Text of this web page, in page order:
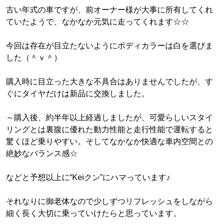
古い年式の車ですが、前オーナー様が大事に所有してくれ
ていたようで、なかなか元気に走ってくれます☆☆
今回は存在が目立たないようにボディカラーは白を選びま
した（＾ｖ＾）
購入時に目立った大きな不具合はありませんでしたが、す
ぐにタイヤだけは新品に交換しました。
～購入後、約半年以上経過しましたが、可愛らしいスタイ
リングとは裏腹に優れた動力性能と走行性能で運転すると
驚くほど乗りやすい。そしてなかなか快適な車内空間との
絶妙なバランス感☆
などと予想以上に“Keiクン”にハマっています♪
それなりに御老体なので少しずつリフレッシュをしながら
細く長く大切に乗っていけたらと思っています。